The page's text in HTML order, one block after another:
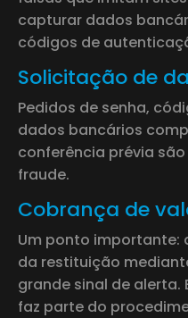
capturar dados
códigos de
Solicitação de
Pedidos de senha,
dados bancários
conferência prévia
fraude.
Cobrança de
Um ponto importante:
da restituição
grande sinal de alerta.
faz parte do